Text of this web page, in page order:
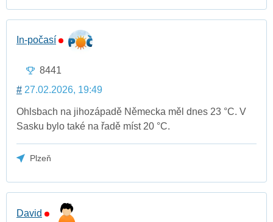
In-počasí
8441
# 27.02.2026, 19:49
Ohlsbach na jihozápadě Německa měl dnes 23 °C. V
Sasku bylo také na řadě míst 20 °C.
Plzeň
David